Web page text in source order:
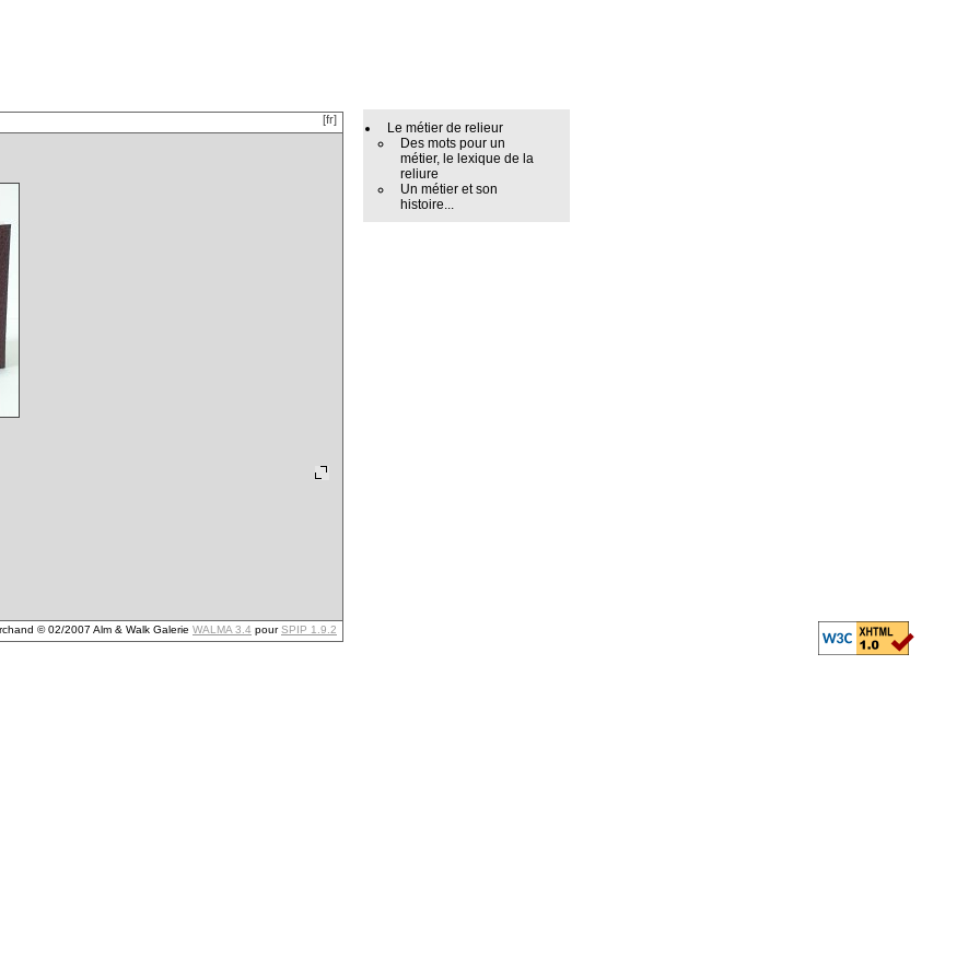
Le métier de relieur
Des mots pour un
métier, le lexique de la
reliure
Un métier et son
histoire...
[fr]
© 02/2007 Alm & Walk Galerie WALMA 3.4 pourSPIP 1.9.2